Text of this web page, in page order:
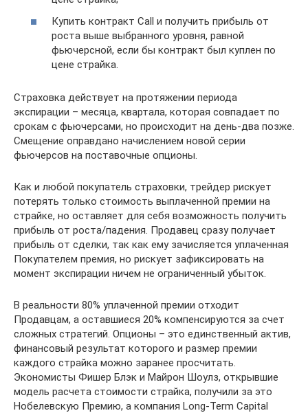
Купить контракт Call и получить прибыль от
роста выше выбранного уровня, равной
фьючерсной, если бы контракт был куплен по
цене страйка.
Страховка действует на протяжении периода
экспирации – месяца, квартала, которая совпадает по
срокам с фьючерсами, но происходит на день-два позже.
Смещение оправдано начислением новой серии
фьючерсов на поставочные опционы.
Как и любой покупатель страховки, трейдер рискует
потерять только стоимость выплаченной премии на
страйке, но оставляет для себя возможность получить
прибыль от роста/падения. Продавец сразу получает
прибыль от сделки, так как ему зачисляется уплаченная
Покупателем премия, но рискует зафиксировать на
момент экспирации ничем не ограниченный убыток.
В реальности 80% уплаченной премии отходит
Продавцам, а оставшиеся 20% компенсируются за счет
сложных стратегий. Опционы – это единственный актив,
финансовый результат которого и размер премии
каждого страйка можно заранее просчитать.
Экономисты Фишер Блэк и Майрон Шоулз, открывшие
модель расчета стоимости страйка, получили за это
Нобелевскую Премию, а компания Long-Term Capital